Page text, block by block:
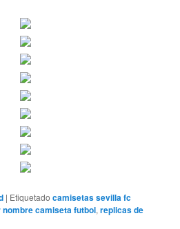
| Etiquetado camisetas sevilla fc
camiseta futbol,replicas de